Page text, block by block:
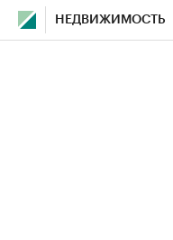
НЕДВИЖИМОСТЬ